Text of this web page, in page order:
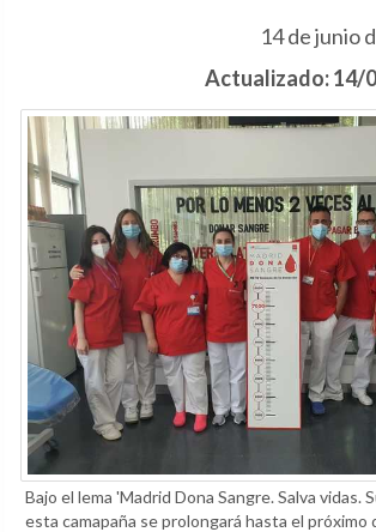
14 de junio
Actualizado: 14/
Bajo el lema 'Madrid Dona Sangre. Salva vidas.
esta camapaña se prolongará hasta el próximo